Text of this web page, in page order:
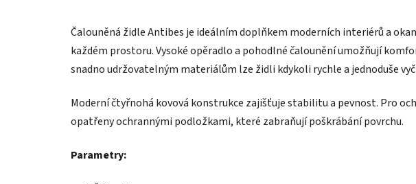
Čalouněná židle Antibes je ideálním doplňkem moderních interiérů a
každém prostoru. Vysoké opěradlo a pohodlné čalounění umožňují
snadno udržovatelným materiálům lze židli kdykoli rychle a jednoduše
Moderní čtyřnohá kovová konstrukce zajišťuje stabilitu a pevnost. Pro
opatřeny ochrannými podložkami, které zabraňují poškrábání povrchu.
Parametry: